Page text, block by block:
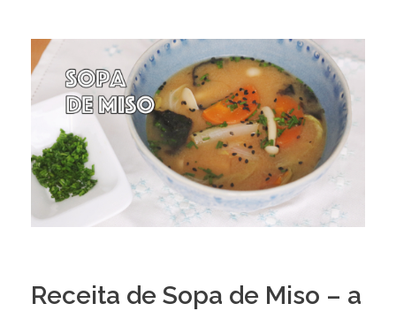
Receita de Sopa de Miso – a